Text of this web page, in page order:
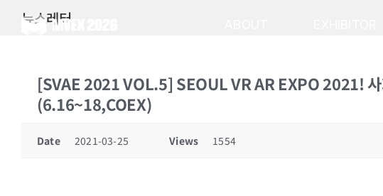
뉴스레터
[SVAE 2021 VOL.5] SEOUL VR AR EXPO 2021! 사
(6.16~18,COEX)
Date 2021-03-25 Views 1554